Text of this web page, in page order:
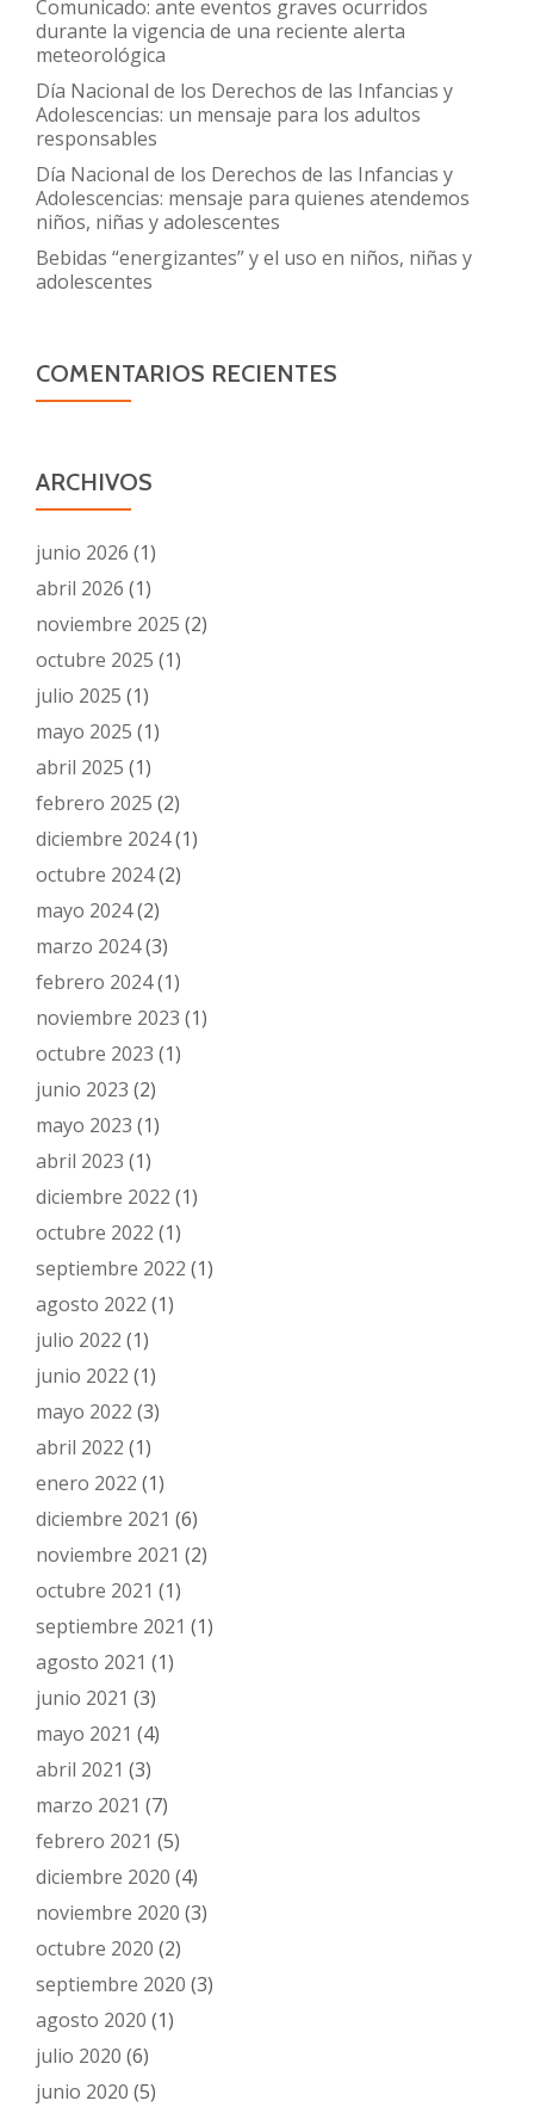
Comunicado: ante eventos graves ocurridos
durante la vigencia de una reciente alerta
meteorológica
Día Nacional de los Derechos de las Infancias y
Adolescencias: un mensaje para los adultos
responsables
Día Nacional de los Derechos de las Infancias y
Adolescencias: mensaje para quienes atendemos
niños, niñas y adolescentes
Bebidas “energizantes” y el uso en niños, niñas y
adolescentes
COMENTARIOS RECIENTES
ARCHIVOS
junio 2026 (1)
abril 2026 (1)
noviembre 2025 (2)
octubre 2025 (1)
julio 2025 (1)
mayo 2025 (1)
abril 2025 (1)
febrero 2025 (2)
diciembre 2024(1)
octubre 2024(2)
mayo 2024(2)
marzo 2024(3)
febrero 2024(1)
noviembre 2023 (1)
octubre 2023 (1)
junio 2023 (2)
mayo 2023 (1)
abril 2023 (1)
diciembre 2022 (1)
octubre 2022 (1)
septiembre 2022 (1)
agosto 2022 (1)
julio 2022 (1)
junio 2022 (1)
mayo 2022 (3)
abril 2022 (1)
enero 2022 (1)
diciembre 2021 (6)
noviembre 2021 (2)
octubre 2021 (1)
septiembre 2021 (1)
agosto 2021 (1)
junio 2021 (3)
mayo 2021 (4)
abril 2021 (3)
marzo 2021 (7)
febrero 2021 (5)
diciembre 2020 (4)
noviembre 2020 (3)
octubre 2020 (2)
septiembre 2020 (3)
agosto 2020 (1)
julio 2020 (6)
junio 2020 (5)